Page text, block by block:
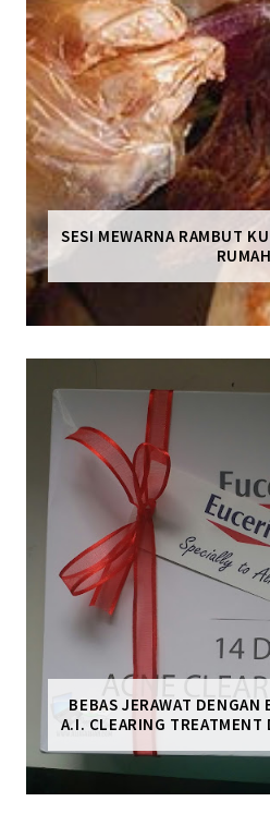
SESI MEWARNA RAMBUT
RUMAH
BEBAS JERAWAT DENGAN
A.I. CLEARING TREATMENT